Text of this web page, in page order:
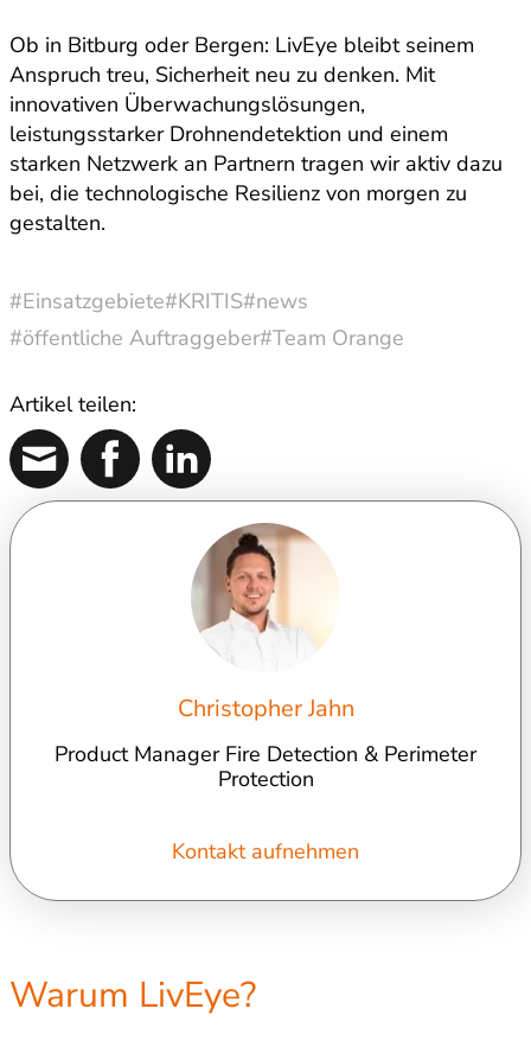
Ob in Bitburg oder Bergen: LivEye bleibt seinem
Anspruch treu, Sicherheit neu zu denken. Mit
innovativen Überwachungslösungen,
leistungsstarker Drohnendetektion und einem
starken Netzwerk an Partnern tragen wir aktiv dazu
bei, die technologische Resilienz von morgen zu
gestalten.
#Einsatzgebiete#KRITIS#news
#öffentliche Auftraggeber#Team Orange
Artikel teilen:
Christopher Jahn
Product Manager Fire Detection & Perimeter
Protection
Kontakt aufnehmen
Warum LivEye?